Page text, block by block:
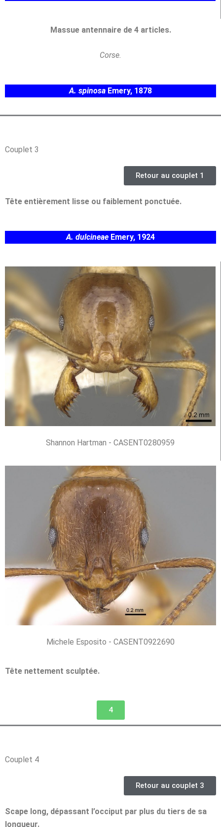
Massue antennaire de 4 articles.
Corse.
A. spinosa Emery, 1878
Couplet 3
Retour au couplet 1
Tête entièrement lisse ou faiblement ponctuée.
A. dulcineae Emery, 1924
Shannon Hartman - CASENT0280959
Michele Esposito - CASENT0922690
Tête nettement sculptée.
4
Couplet 4
Retour au couplet 3
Scape long, dépassant l’occiput par plus du tiers de sa
longueur.